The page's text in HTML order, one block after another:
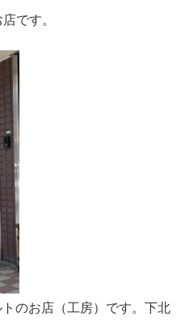
です。
のお店（工房）です。下北